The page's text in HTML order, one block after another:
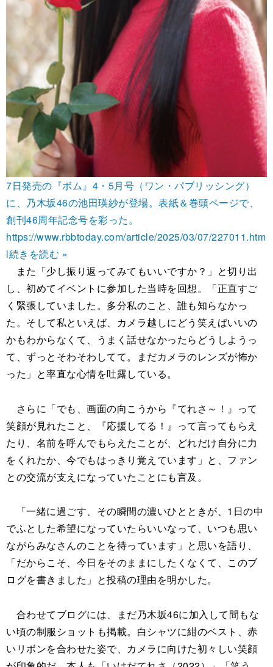
7日発売の『ボム』4・5月号（ワン・パブリッシング）
に、乃木坂46の池田瑛紗が登場。表紙＆巻頭ページで、
創刊46周年記念号を彩った。
https://www.rbbtoday.com/article/2025/03/07/227011.htm
l続きを読む »
また「少し振り返ってみてもいいですか？」と切り出
し、初めてイベントに参加した当時を回想。「正直すご
く緊張していました。多分私のこと、誰も知らなかっ
た。そして私といえば、カメラ越しにどう笑えばいいの
かもわからなくて、うまく話せなかったらどうしようっ
て、ずっとそわそわしてて。まだカメラのレンズが怖か
った」と率直な心情を吐露している。
さらに「でも、画面の向こうから『てれさ～！』って
笑顔が見れたこと、『応援してる！』って言ってもらえ
たり、名前を呼んでもらえたことが、どれだけ自分に力
をくれたか、今でもはっきり覚えています」と、ファン
との交流が支えになっていたことにも言及。
「一緒に過ごす、その瞬間の濃いひとときが、1日の中
でふとした希望になっていたらいいなって、いつも思い
ながらみなさんのことを待っています」と思いを語り、
「だからこそ、今日をそのままにしたくなくて、このブ
ログを書きました」と投稿の理由を明かした。
合わせてブログには、まだ乃木坂46に加入して間もな
い頃の制服ショットも掲載。白シャツに紺のベスト、赤
いリボンを合わせた姿で、カメラに向けた初々しい笑顔